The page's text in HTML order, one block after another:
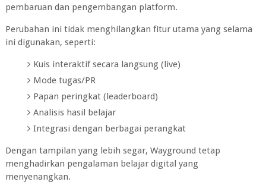
pembaruan dan pengembangan platform.
Perubahan ini tidak menghilangkan fitur utama yang selama
ini digunakan, seperti:
Kuis interaktif secara langsung (live)
Mode tugas/PR
Papan peringkat (leaderboard)
Analisis hasil belajar
Integrasi dengan berbagai perangkat
Dengan tampilan yang lebih segar, Wayground tetap
menghadirkan pengalaman belajar digital yang
menyenangkan.